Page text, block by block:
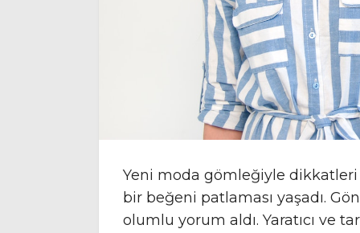
Yeni moda gömleğiyle
bir beğeni patlaması yaşadı.
olumlu yorum aldı. Yaratıcı ve